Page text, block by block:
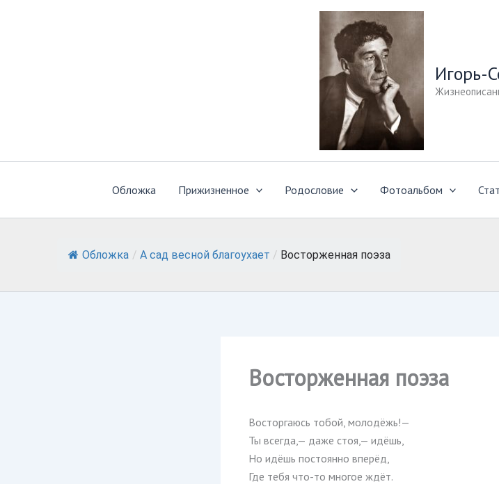
Игорь-
Обложка Прижизненное Родословие Фотоальбом
Обложка / А сад весной благоухает / Восторженная поэза
Восторженная поэза
Восторгаюсь тобой, молодёжь!—
Ты всегда,— даже стоя,— идёшь,
Но идёшь постоянно вперёд,
Где тебя что-то многое ждёт.